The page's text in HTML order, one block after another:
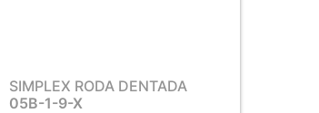
SIMPLEX RODA DENTADA
05B-1-9-X